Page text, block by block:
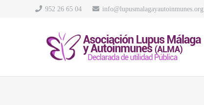
952 26 65 04 info@lupusmalagayautoinmunes.org